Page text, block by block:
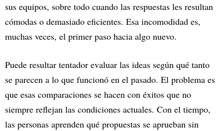
sus equipos, sobre todo cuando las respuestas les resultan
cómodas o demasiado eficientes. Esa incomodidad es,
muchas veces, el primer paso hacia algo nuevo.
Puede resultar tentador evaluar las ideas según qué tanto
se parecen a lo que funcionó en el pasado. El problema es
que esas comparaciones se hacen con éxitos que no
siempre reflejan las condiciones actuales. Con el tiempo,
las personas aprenden qué propuestas se aprueban sin